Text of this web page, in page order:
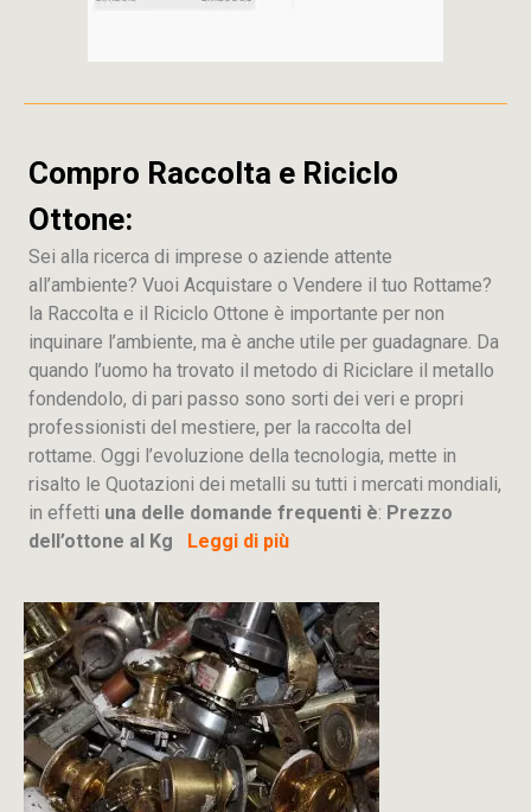
Compro Raccolta e Riciclo
Ottone:
Sei alla ricerca di imprese o aziende attente
all’ambiente? Vuoi Acquistare o Vendere il tuo Rottame?
la Raccolta e il Riciclo Ottone è importante per non
inquinare l’ambiente, ma è anche utile per guadagnare. Da
quando l’uomo ha trovato il metodo di Riciclare il metallo
fondendolo, di pari passo sono sorti dei veri e propri
professionisti del mestiere, per la raccolta del
rottame. Oggi l’evoluzione della tecnologia, mette in
risalto le Quotazioni dei metalli su tutti i mercati mondiali,
in effetti una delle domande frequenti è: Prezzo
dell’ottone al Kg Leggi di più